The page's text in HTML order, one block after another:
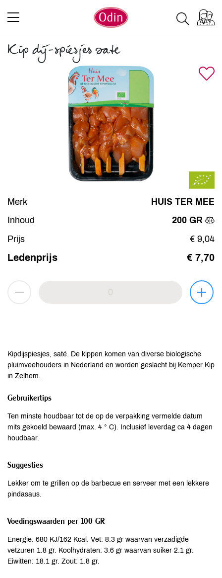
Kip dij-spiesjes sate
Merk
HUIS TER MEE
Inhoud
200 GR
Prijs
€ 9,04
Ledenprijs € 7,70
Kipdijspiesjes, saté. De kippen komen van diverse biologische
pluimveehouders in Nederland en worden geslacht bij Kemper Kip
in Zelhem.
Gebruikertips
Ten minste houdbaar tot de op de verpakking vermelde datum
mits gekoeld bewaard (max. 4 ° C). Inclusief leverdag ca 4 dagen
houdbaar.
Suggesties
Lekker om te grillen op de barbecue en serveer met een lekkere
pindasaus.
Voedingswaarden per 100 GR
Energie: 680 KJ/162 Kcal. Vet: 8.3 gr waarvan verzadigde
vetzuren 1.8 gr. Koolhydraten: 3.6 gr waarvan suiker 2.1 gr.
Eiwitten: 18.1 gr. Zout: 1.8 gr.